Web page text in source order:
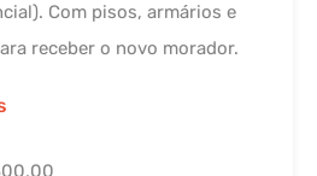
Com pisos, armários e
receber o novo morador.